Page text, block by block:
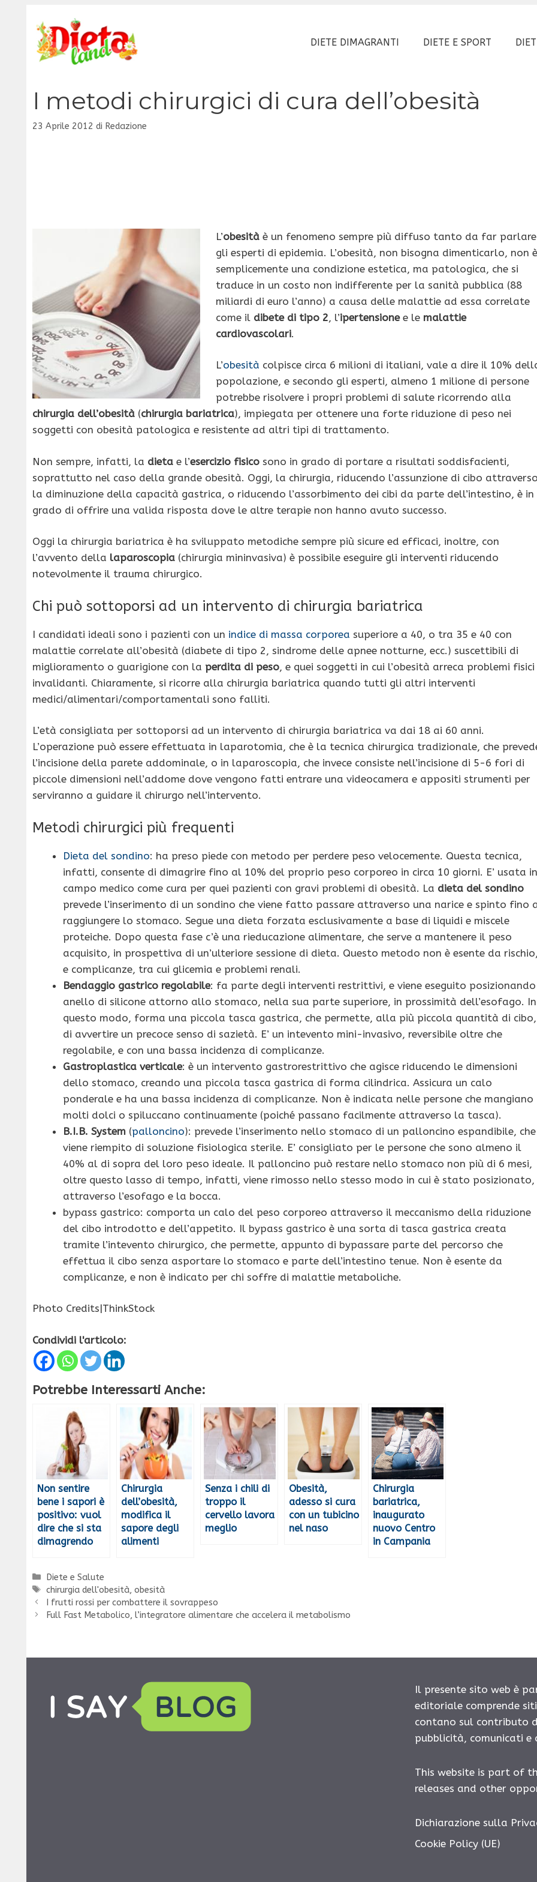
contenuto
DIETE DIMAGRANTI DIETE E SPORT
I metodi chirurgici di cura dell’obesità
23 Aprile 2012 di Redazione
L’obesitàè un fenomeno sempre più diffuso tanto da far parlare
gli esperti di epidemia. L’obesità, non bisogna dimenticarlo, non è
semplicemente una condizione estetica, ma patologica, che si
traduce in un costo non indifferente per la sanità pubblica (88
miliardi di euro l’anno) a causa delle malattie ad essa correlate
come il dibete di tipo 2, l’ipertensionee le malattie
cardiovascolari.
L’obesità colpisce circa 6 milioni di italiani, vale a dire il 10%
popolazione, e secondo gli esperti, almeno 1 milione di persone
potrebbe risolvere i propri problemi di salute ricorrendo alla
chirurgia dell’obesità (chirurgia bariatrica), impiegata per ottenere una forte riduzione di peso nei
soggetti con obesità patologica e resistente ad altri tipi di trattamento.
Non sempre, infatti, la dieta e l’esercizio fisico sono in grado di portare a risultati soddisfacienti,
soprattutto nel caso della grande obesità. Oggi, la chirurgia, riducendo l’assunzione di cibo
la diminuzione della capacità gastrica, o riducendo l’assorbimento dei cibi da parte dell’intestino, è in
grado di offrire una valida risposta dove le altre terapie non hanno avuto successo.
Oggi la chirurgia bariatrica è ha sviluppato metodiche sempre più sicure ed efficaci, inoltre, con
l’avvento della laparoscopia (chirurgia mininvasiva) è possibile eseguire gli interventi riducendo
notevolmente il trauma chirurgico.
Chi può sottoporsi ad un intervento di chirurgia bariatrica
I candidati ideali sono i pazienti con un indice di massa corporea superiore a 40, o tra 35 e 40 con
malattie correlate all’obesità (diabete di tipo 2, sindrome delle apnee notturne, ecc.) suscettibili di
miglioramento o guarigione con la perdita di peso, e quei soggetti in cui l’obesità arreca problemi fisici
invalidanti. Chiaramente, si ricorre alla chirurgia bariatrica quando tutti gli altri interventi
medici/alimentari/comportamentali sono falliti.
L’età consigliata per sottoporsi ad un intervento di chirurgia bariatrica va dai 18 ai 60 anni.
L’operazione può essere effettuata in laparotomia, che è la tecnica chirurgica tradizionale, che
l’incisione della parete addominale, o in laparoscopia, che invece consiste nell’incisione di 5-6 fori di
piccole dimensioni nell’addome dove vengono fatti entrare una videocamera e appositi strumenti per
serviranno a guidare il chirurgo nell’intervento.
Metodi chirurgici più frequenti
Dieta del sondino: ha preso piede con metodo per perdere peso velocemente. Questa tecnica,
infatti, consente di dimagrire fino al 10% del proprio peso corporeo in circa 10 giorni. E’ usata in
campo medico come cura per quei pazienti con gravi problemi di obesità. La dieta del sondino
prevede l’inserimento di un sondino che viene fatto passare attraverso una narice e spinto fino
raggiungere lo stomaco. Segue una dieta forzata esclusivamente a base di liquidi e miscele
proteiche. Dopo questa fase c’è una rieducazione alimentare, che serve a mantenere il peso
acquisito, in prospettiva di un’ulteriore sessione di dieta. Questo metodo non è esente da
e complicanze, tra cui glicemia e problemi renali.
Bendaggio gastrico regolabile: fa parte degli interventi restrittivi, e viene eseguito posizionando
anello di silicone attorno allo stomaco, nella sua parte superiore, in prossimità dell’esofago. In
questo modo, forma una piccola tasca gastrica, che permette, alla più piccola quantità di cibo,
di avvertire un precoce senso di sazietà. E’ un intevento mini-invasivo, reversibile oltre che
regolabile, e con una bassa incidenza di complicanze.
Gastroplastica verticale: è un intervento gastrorestrittivo che agisce riducendo le dimensioni
dello stomaco, creando una piccola tasca gastrica di forma cilindrica. Assicura un calo
ponderale e ha una bassa incidenza di complicanze. Non è indicata nelle persone che mangiano
molti dolci o spiluccano continuamente (poiché passano facilmente attraverso la tasca).
B.I.B. System (palloncino): prevede l’inserimento nello stomaco di un palloncino espandibile, che
viene riempito di soluzione fisiologica sterile. E’ consigliato per le persone che sono almeno il
40% al di sopra del loro peso ideale. Il palloncino può restare nello stomaco non più di 6 mesi,
oltre questo lasso di tempo, infatti, viene rimosso nello stesso modo in cui è stato posizionato,
attraverso l’esofago e la bocca.
bypass gastrico: comporta un calo del peso corporeo attraverso il meccanismo della riduzione
del cibo introdotto e dell’appetito. Il bypass gastrico è una sorta di tasca gastrica creata
tramite l’intevento chirurgico, che permette, appunto di bypassare parte del percorso che
effettua il cibo senza asportare lo stomaco e parte dell’intestino tenue. Non è esente da
complicanze, e non è indicato per chi soffre di malattie metaboliche.
Photo Credits|ThinkStock
Condividi l'articolo:
Potrebbe Interessarti Anche:
Non sentire
bene i sapori è
positivo: vuol
dire che si sta
dimagrendo
Chirurgia
dell’obesità,
modifica il
sapore degli
alimenti
Senza i chili di
troppo il
cervello lavora
meglio
Obesità,
adesso si cura
con un tubicino
nel naso
Chirurgia
bariatrica,
inaugurato
nuovo Centro
in Campania
Categorie
Diete e Salute
Tag
chirurgia dell'obesità,obesità
I frutti rossi per combattere il sovrappeso
Full Fast Metabolico, l’integratore alimentare che accelera il metabolismo
Il presente sito web è
editoriale comprende
contano sul contributo
pubblicità, comunicati
This website is part of
releases and other
Dichiarazione sulla
Cookie Policy (UE)